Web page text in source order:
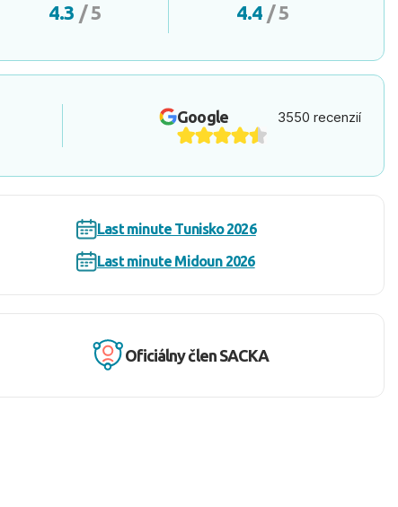
4.3 / 5 4.4 / 5
Google 3550 recenzií
Last minute Tunisko 2026
Last minute Midoun 2026
Oficiálny člen SACKA